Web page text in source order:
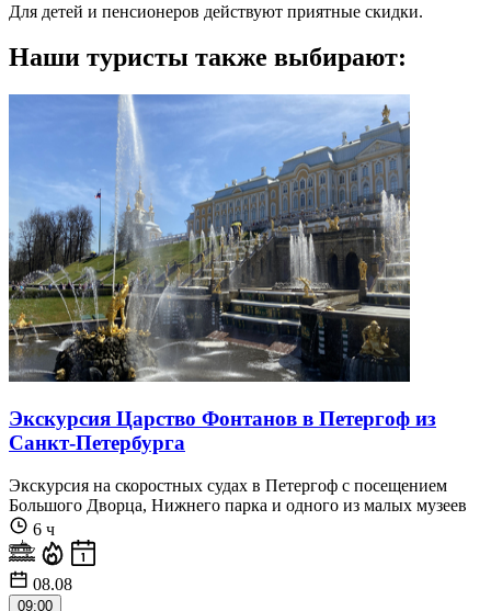
Для детей и пенсионеров действуют приятные скидки.
Наши туристы также выбирают:
Экскурсия Царство Фонтанов в Петергоф из
Санкт-Петербурга
Экскурсия на скоростных судах в Петергоф с посещением
Большого Дворца, Нижнего парка и одного из малых музеев
6 ч
08.08
09:00